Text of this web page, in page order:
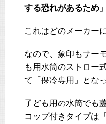
する恐れがあるため
これはどのメーカー
なので、象印もサー
も用水筒のストロー
て「保冷専用」とな
子ども用の水筒でも
コップ付きタイプは